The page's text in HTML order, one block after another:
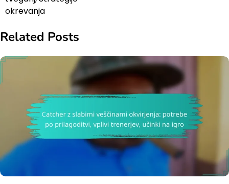
okrevanja
Related Posts